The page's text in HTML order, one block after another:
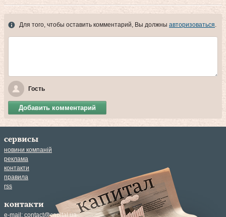
Для того, чтобы оставить комментарий, Вы должны авторизоваться.
Гость
Добавить комментарий
сервисы
новини компаній
реклама
контакти
правила
rss
контакти
e-mail: contact@capital.ua